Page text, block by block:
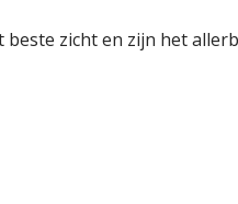
zicht en zijn het